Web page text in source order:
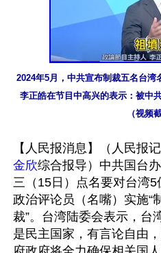
2024年5月，中共宣布制裁五名台湾
李正皓在节目中高兴的表示：被中
（视频
【人民报消息】（人民报
金欣综合报导）中共国台办
三（15日）点名要对台湾5
政治评论员（名嘴）实施“制
裁”。台湾陆委会表示，台
是民主国家，有言论自由